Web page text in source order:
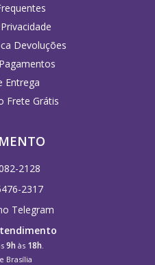
Devoluções
Entrega
Frete Grátis
2128
2317
Telegram
9h às 18h
Brasília